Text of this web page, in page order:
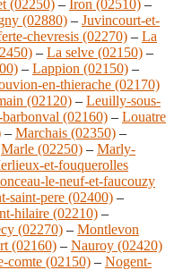
(02250) – Iron (02510) –
(02880) – Juvincourt-et-
chevresis (02270) – La
– La selve (02150) –
– Lappion (02150) –
en-thierache (02170)
(02120) – Leuilly-sous-
(02160) – Louatre
– Marchais (02350) –
Marle (02250) – Marly-
et-fouquerolles
le-neuf-et-faucouzy
saint-pere (02400) –
hilaire (02210) –
(02270) – Montlevon
(02160) – Nauroy (02420)
comte (02150) – Nogent-